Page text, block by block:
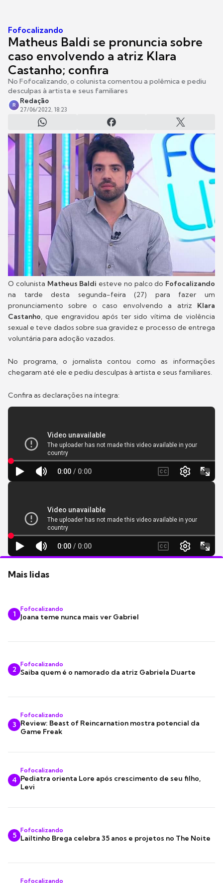
Fofocalizando
Matheus Baldi se pronuncia sobre
caso envolvendo a atriz Klara
Castanho; confira
No Fofocalizando, o colunista comentou a polêmica e pediu
desculpas à artista e seus familiares
R
Redação
27/06/2022, 18:23
O colunista Matheus Baldi esteve no palco do Fofocalizando
na tarde desta segunda-feira (27) para fazer um
pronunciamento sobre o caso envolvendo a atriz Klara
Castanho, que engravidou após ter sido vítima de violência
sexual e teve dados sobre sua gravidez e processo de entrega
voluntária para adoção vazados.
No programa, o jornalista contou como as informações
chegaram até ele e pediu desculpas à artista e seus familiares.
Confira as declarações na íntegra:
Mais lidas
1
Fofocalizando
Joana teme nunca mais ver Gabriel
2
Fofocalizando
Saiba quem é o namorado da atriz Gabriela Duarte
3
Fofocalizando
Review: Beast of Reincarnation mostra potencial da
Game Freak
4
Fofocalizando
Pediatra orienta Lore após crescimento de seu filho,
Levi
5
Fofocalizando
Lailtinho Brega celebra 35 anos e projetos no The Noite
Fofocalizando